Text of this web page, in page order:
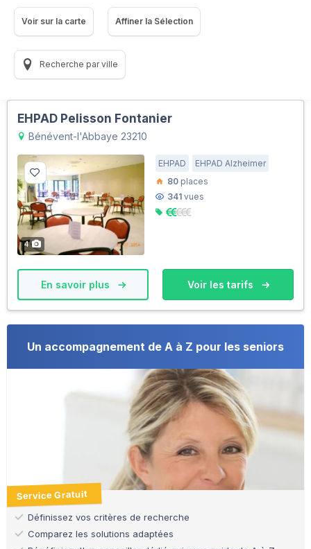
Voir sur la carte Affiner la Sélection
Recherche par ville
EHPAD Pelisson Fontanier
Bénévent-l'Abbaye 23210
4
EHPAD
EHPAD Alzheimer
80 places
341 vues
En savoir plus Voir les tarifs
Un accompagnement de A à Z pour les seniors
Service Gratuit
Définissez vos critères de recherche
Comparez les solutions adaptées